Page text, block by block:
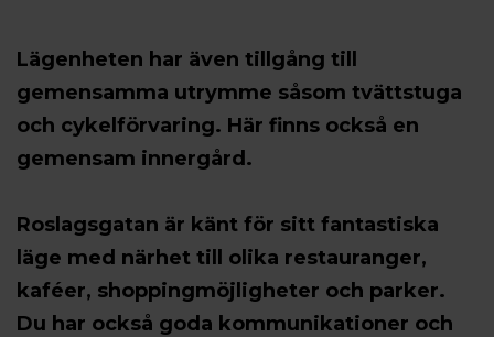
Lägenheten har även tillgång till
gemensamma utrymme såsom tvättstuga
och cykelförvaring. Här finns också en
gemensam innergård.
Roslagsgatan är känt för sitt fantastiska
läge med närhet till olika restauranger,
kaféer, shoppingmöjligheter och parker.
Du har också goda kommunikationer och